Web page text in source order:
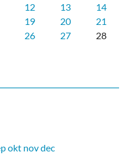
12 13
14
19 20
21
26 27
28
okt novdec